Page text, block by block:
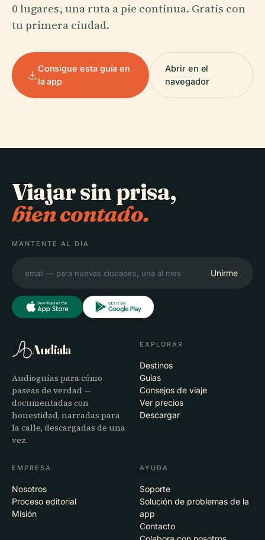
0 lugares, una ruta a pie continua. Gratis con
tu primera ciudad.
Consigue esta guía en
la app
Abrir en el
navegador
Viajar sin prisa,
bien contado.
MANTENTE AL DÍA
Unirme
Audiala
Audioguías para cómo
paseas de verdad —
documentadas con
honestidad, narradas para
la calle, descargadas de una
vez.
EXPLORAR
Destinos
Guías
Consejos de viaje
Ver precios
Descargar
EMPRESA
Nosotros
Proceso editorial
Misión
AYUDA
Soporte
Solución de problemas de la
app
Contacto